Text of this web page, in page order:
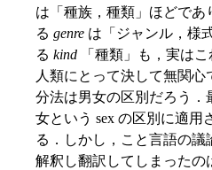
は「種族，種類」ほどで
る genre は「ジャンル，様
る kind 「種類」も，実は
人類にとって決して無関
分法は男女の区別だろう．
女という sex の区別に適用
る．しかし，こと言語の議
解釈し翻訳してしまったの